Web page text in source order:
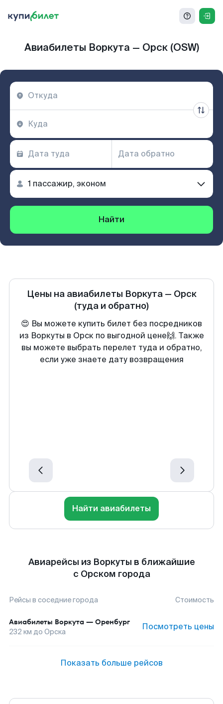
Авиабилеты Воркута — Орск (OSW)
Найти
Цены на авиабилеты Воркута— Орск
(туда и обратно)
😍 Вы можете купить билет без посредников
из Воркуты в Орск по выгодной цене🙌. Также
вы можете выбрать перелет туда и обратно,
если уже знаете дату возвращения
Найти авиабилеты
Авиарейсы из Воркуты в ближайшие
с Орском города
Рейсы в соседние города Стоимость
Авиабилеты Воркута — Оренбург
232 км до Орска Посмотреть цены
Показать больше рейсов